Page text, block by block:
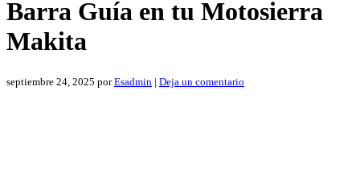
Barra Guía en tu Motosierra
Makita
septiembre 24, 2025 porEsadmin | Deja un comentario